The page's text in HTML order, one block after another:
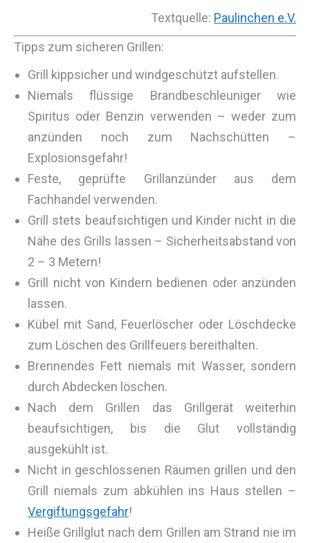
Textquelle: Paulinchen e.V.
Tipps zum sicheren Grillen:
Grill kippsicher und windgeschützt aufstellen.
Niemals flüssige Brandbeschleuniger wie
Spiritus oder Benzin verwenden – weder zum
anzünden noch zum Nachschütten –
Explosionsgefahr!
Feste, geprüfte Grillanzünder aus dem
Fachhandel verwenden.
Grill stets beaufsichtigen und Kinder nicht in die
Nähe des Grills lassen – Sicherheitsabstand von
2 – 3 Metern!
Grill nicht von Kindern bedienen oder anzünden
lassen.
Kübel mit Sand, Feuerlöscher oder Löschdecke
zum Löschen des Grillfeuers bereithalten.
Brennendes Fett niemals mit Wasser, sondern
durch Abdecken löschen.
Nach dem Grillen das Grillgerät weiterhin
beaufsichtigen, bis die Glut vollständig
ausgekühlt ist.
Nicht in geschlossenen Räumen grillen und den
Grill niemals zum abkühlen ins Haus stellen –
Vergiftungsgefahr!
Heiße Grillglut nach dem Grillen am Strand nie im